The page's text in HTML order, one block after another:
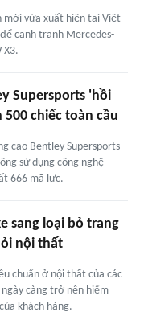
mới vừa xuất hiện tại Việt
cạnh tranh Mercedes-
X3.
Supersports 'hồi
chiếc toàn cầu
cao Bentley Supersports
sử dụng công nghệ
666 mã lực.
sang loại bỏ trang
nội thất
chuẩn ở nội thất của các
ngày càng trở nên hiếm
khách hàng.